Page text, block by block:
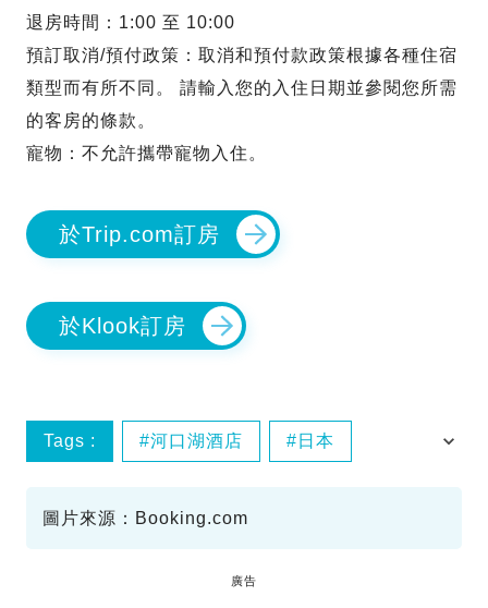
退房時間：1:00 至 10:00
預訂取消/預付政策：取消和預付款政策根據各種住宿
類型而有所不同。 請輸入您的入住日期並參閱您所需
的客房的條款。
寵物：不允許攜帶寵物入住。
於Trip.com訂房
於Klook訂房
Tags : 河口湖酒店 日本
圖片來源：Booking.com
廣告